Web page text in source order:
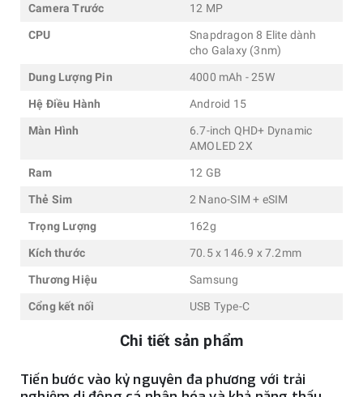
Chi tiết sản phẩm
Tiến bước vào kỷ nguyên đa phương với trải
Camera Trước 12 MP
CPU
Snapdragon 8 Elite dành
cho Galaxy (3nm)
Dung Lượng Pin 4000 mAh - 25W
Hệ Điều Hành Android 15
Màn Hình
6.7-inch QHD+ Dynamic
AMOLED 2X
Ram 12 GB
Thẻ Sim 2 Nano-SIM + eSIM
Trọng Lượng 162g
Kích thước 70.5 x 146.9 x 7.2mm
Thương Hiệu Samsung
Cổng kết nối USB Type-C